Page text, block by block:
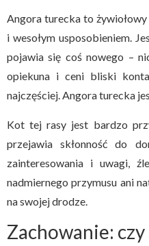
Angora turecka to
i wesołym usposobieniem.
pojawia się coś nowego –
opiekuna i ceni bliski
najczęściej. Angora turecka
Kot tej rasy jest bardzo
przejawia skłonność do
zainteresowania i uwagi,
nadmiernego przymusu ani
na swojej drodze.
Zachowanie: